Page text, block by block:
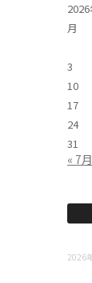
月
3
10
17
24
31
« 7月
2026